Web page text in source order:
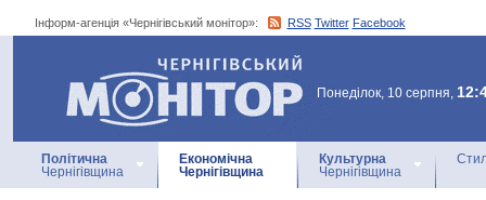
Інформ-агенція «Чернігівський монітор»: RSS Twitter Facebook
Інформ-агенція
«Чернігівський монітор»
Понеділок, 10 серпня,
Політична
Чернігівщина
Економічна
Чернігівщина
Культурна
Чернігівщина